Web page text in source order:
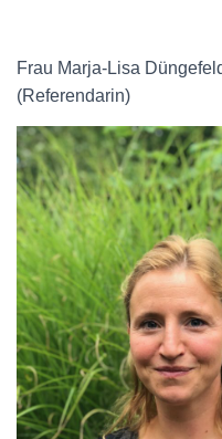
Frau Marja-Lisa
(Referendarin)